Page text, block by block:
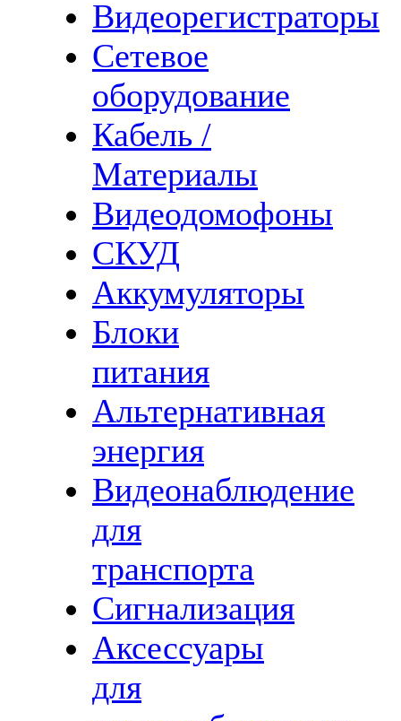
Видеорегистраторы
Сетевое
оборудование
Кабель /
Материалы
Видеодомофоны
СКУД
Аккумуляторы
Блоки
питания
Альтернативная
энергия
Видеонаблюдение
для
транспорта
Сигнализация
Аксессуары
для